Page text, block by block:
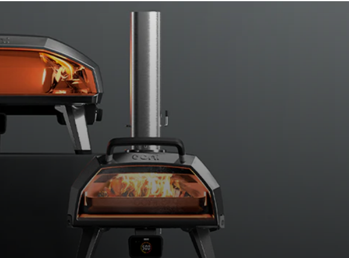
9:
Wenn der Teig fertig gegangen ist, bestreiche ihn
gefolgt von 25g Mozzarella, 25g Cheddar und 25g
Streue den Käse auch unbedingt in die äußeren Ecken, damit du
erhältst. Falls gewünscht, gib die Hälfte der dünn geschnittenen
den Käse.
10:
Drehe die Flamme des Ofens auf die niedrigste
Stelle die Backform in den vorderen Bereich des Ofens, damit sie
ist. Lasse die Ofentür offen, während die Pizza bäckt. Nutze
Backform alle 2 Minuten, sodass der Boden gleichmäßig bäckt,
aufnimmt. Backe die Pizza für 10 bis 15 Minuten, abhängig von